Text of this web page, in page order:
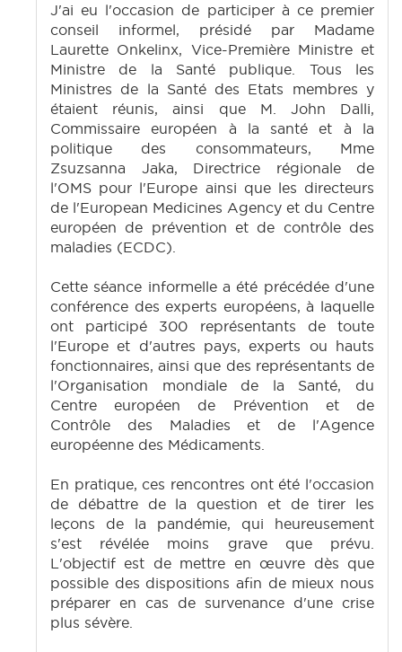
J'ai eu l'occasion de participer à ce premier
conseil informel, présidé par Madame
Laurette Onkelinx, Vice-Première Ministre et
Ministre de la Santé publique. Tous les
Ministres de la Santé des Etats membres y
étaient réunis, ainsi que M. John Dalli,
Commissaire européen à la santé et à la
politique des consommateurs, Mme
Zsuzsanna Jaka, Directrice régionale de
l'OMS pour l'Europe ainsi que les directeurs
de l'European Medicines Agency et du Centre
européen de prévention et de contrôle des
maladies (ECDC).
Cette séance informelle a été précédée d'une
conférence des experts européens, à laquelle
ont participé 300 représentants de toute
l'Europe et d'autres pays, experts ou hauts
fonctionnaires, ainsi que des représentants de
l'Organisation mondiale de la Santé, du
Centre européen de Prévention et de
Contrôle des Maladies et de l'Agence
européenne des Médicaments.
En pratique, ces rencontres ont été l'occasion
de débattre de la question et de tirer les
leçons de la pandémie, qui heureusement
s'est révélée moins grave que prévu.
L'objectif est de mettre en œuvre dès que
possible des dispositions afin de mieux nous
préparer en cas de survenance d'une crise
plus sévère.